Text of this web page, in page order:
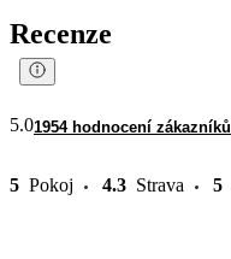
Recenze
5.01954 hodnocení zákazníků
5 Pokoj 4.3 Strava 5